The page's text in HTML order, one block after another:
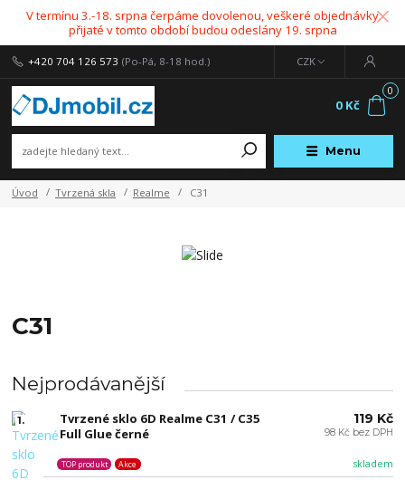
V termínu 3.-18. srpna čerpáme dovolenou, veškeré objednávky
přijaté v tomto období budou odeslány 19. srpna
Menu
CZK
+420 704 126 573 (Po-Pá, 8-18 hod.)
0
0 Kč
Úvod Tvrzená skla Realme C31
C31
Nejprodávanější
1.
Tvrzené sklo 6D Realme C31 / C35
Full Glue černé
skladem
TOP produkt Akce
119 Kč
98 Kč bez DPH